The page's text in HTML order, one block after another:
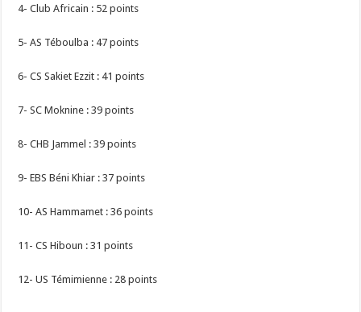
4- Club Africain : 52 points
5- AS Téboulba : 47 points
6- CS Sakiet Ezzit : 41 points
7- SC Moknine : 39 points
8- CHB Jammel : 39 points
9- EBS Béni Khiar : 37 points
10- AS Hammamet : 36 points
11- CS Hiboun : 31 points
12- US Témimienne : 28 points